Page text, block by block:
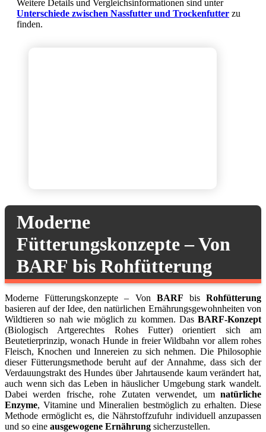
Weitere Details und Vergleichsinformationen sind unter
Unterschiede zwischen Nassfutter und Trockenfutter zu
finden.
Moderne
Fütterungskonzepte – Von
BARF bis Rohfütterung
Moderne Fütterungskonzepte – Von BARF bisRohfütterung
basieren auf der Idee, den natürlichen Ernährungsgewohnheiten von
Wildtieren so nah wie möglich zu kommen. Das BARF-Konzept
(Biologisch Artgerechtes Rohes Futter) orientiert sich am
Beutetierprinzip, wonach Hunde in freier Wildbahn vor allem rohes
Fleisch, Knochen und Innereien zu sich nehmen. Die Philosophie
dieser Fütterungsmethode beruht auf der Annahme, dass sich der
Verdauungstrakt des Hundes über Jahrtausende kaum verändert hat,
auch wenn sich das Leben in häuslicher Umgebung stark wandelt.
Dabei werden frische, rohe Zutaten verwendet, um natürliche
Enzyme, Vitamine und Mineralien bestmöglich zu erhalten. Diese
Methode ermöglicht es, die Nährstoffzufuhr individuell anzupassen
und so eine ausgewogene Ernährung sicherzustellen.